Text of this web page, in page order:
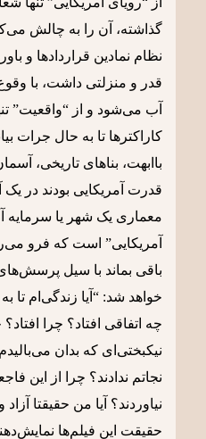
گذاشته، آن را به چالش
نظام نمادین قراردادها و
قدر و منزلتی داشت، با
آب می‌شود و از “واقعیت”
کاراکترها تا به حال جرات
باابهت، بناهای تاریخی،
قدرت آمریکایی بودند در
معماری یک شهر یا سرمایه
آمریکایی” است که فرو
باقی بماند با سیل
خواهد شد: “آیا زندگی‌ام تا
چه اتفاقی افتاد؟ چرا
نیکبختی‌‌ای که بدان
نجاتم ندادند؟ چرا از این
نیاوردند؟ آیا من حقیقتا
حقیقت این فیلم‌ها